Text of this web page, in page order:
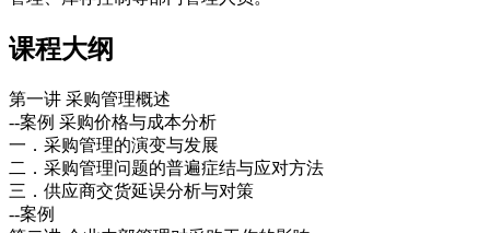
课程大纲
第一讲 采购管理概述
--案例 采购价格与成本分析
一．采购管理的演变与发展
二．采购管理问题的普遍症结与应对方法
三．供应商交货延误分析与对策
--案例